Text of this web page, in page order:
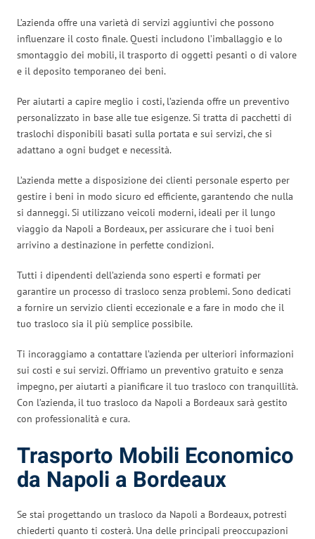
L’azienda offre una varietà di servizi aggiuntivi che possono
influenzare il costo finale. Questi includono l’imballaggio e lo
smontaggio dei mobili, il trasporto di oggetti pesanti o di valore
e il deposito temporaneo dei beni.
Per aiutarti a capire meglio i costi, l’azienda offre un preventivo
personalizzato in base alle tue esigenze. Si tratta di pacchetti di
traslochi disponibili basati sulla portata e sui servizi, che si
adattano a ogni budget e necessità.
L’azienda mette a disposizione dei clienti personale esperto per
gestire i beni in modo sicuro ed efficiente, garantendo che nulla
si danneggi. Si utilizzano veicoli moderni, ideali per il lungo
viaggio da Napoli a Bordeaux, per assicurare che i tuoi beni
arrivino a destinazione in perfette condizioni.
Tutti i dipendenti dell’azienda sono esperti e formati per
garantire un processo di trasloco senza problemi. Sono dedicati
a fornire un servizio clienti eccezionale e a fare in modo che il
tuo trasloco sia il più semplice possibile.
Ti incoraggiamo a contattare l’azienda per ulteriori informazioni
sui costi e sui servizi. Offriamo un preventivo gratuito e senza
impegno, per aiutarti a pianificare il tuo trasloco con tranquillità.
Con l’azienda, il tuo trasloco da Napoli a Bordeaux sarà gestito
con professionalità e cura.
Trasporto Mobili Economico
da Napoli a Bordeaux
Se stai progettando un trasloco da Napoli a Bordeaux, potresti
chiederti quanto ti costerà. Una delle principali preoccupazioni